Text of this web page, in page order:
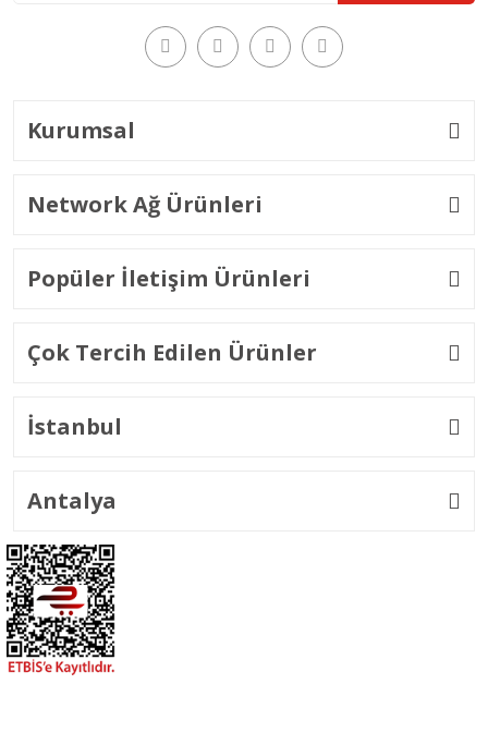
Kurumsal
Network Ağ Ürünleri
Popüler İletişim Ürünleri
Çok Tercih Edilen Ürünler
İstanbul
Antalya